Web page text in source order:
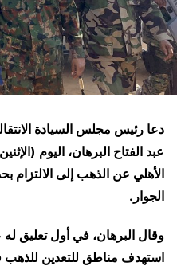
دعا رئيس مجلس السيادة
عبد الفتاح البرهان، اليوم
الأهلي عن الذهب إلى الالتزام
الجوار.
وقال البرهان، في أول تعليق
استهدف مناطق للتعدين